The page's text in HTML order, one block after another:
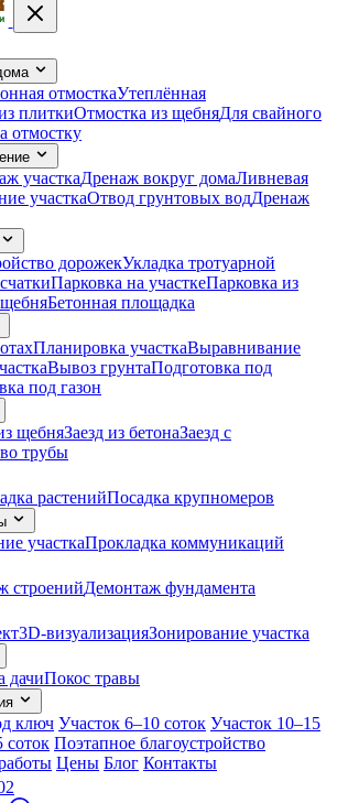
отмосткаУтеплённая
плиткиОтмостка из щебняДля свайного
отмостку
участкаДренаж вокруг домаЛивневая
участкаОтвод грунтовых водДренаж
дорожекУкладка тротуарной
Парковка на участкеПарковка из
Бетонная площадка
Планировка участкаВыравнивание
Вывоз грунтаПодготовка под
под газон
щебняЗаезд из бетонаЗаезд с
трубы
растенийПосадка крупномеров
участкаПрокладка коммуникаций
строенийДемонтаж фундамента
3D-визуализацияЗонирование участка
дачиПокос травы
ключ Участок 6–10 соток Участок 10–15
соток Поэтапное благоустройство
Цены Блог Контакты